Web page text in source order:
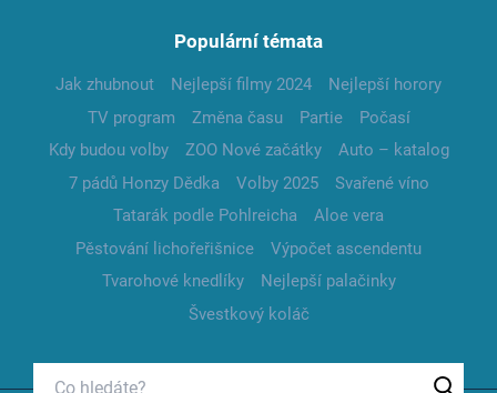
Populární témata
Jak zhubnout Nejlepší filmy 2024
Nejlepší horory
TV program
Změna času Partie
Počasí
Kdy budou volby
ZOO Nové začátky
Auto – katalog
7 pádů Honzy Dědka
Volby 2025
Svařené víno
Tatarák podle Pohlreicha
Aloe vera
Pěstování lichořeřišnice
Výpočet ascendentu
Tvarohové knedlíky
Nejlepší palačinky
Švestkový koláč